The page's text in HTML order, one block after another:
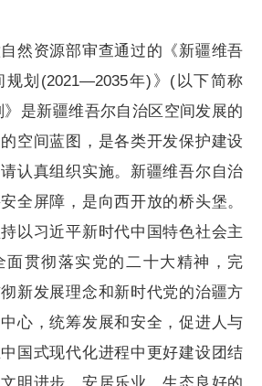
资源部审查通过的《新疆维吾
规划(2021—2035年)》(以下简称
》是新疆维吾尔自治区空间发展的
空间蓝图，是各类开发保护建设
认真组织实施。新疆维吾尔自治
全屏障，是向西开放的桥头堡。
持以习近平新时代中国特色社会主
面贯彻落实党的二十大精神，完
新发展理念和新时代党的治疆方
心，统筹发展和安全，促进人与
国式现代化进程中更好建设团结
明进步、安居乐业、生态良好的